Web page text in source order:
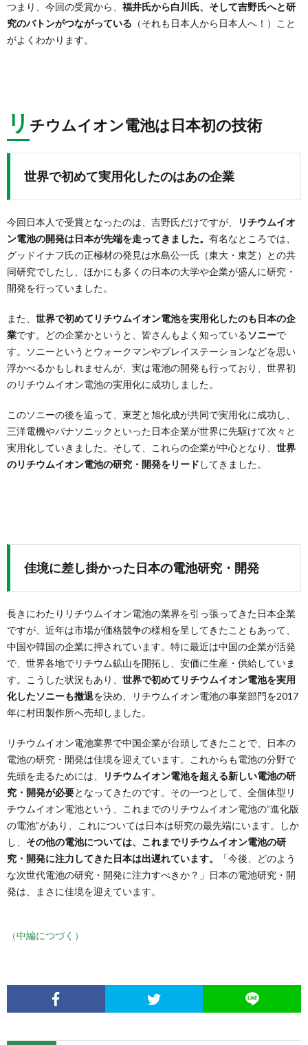
つまり、今回の受賞から、 福井氏から白川氏、そして吉野氏へと研
究のバトンがつながっている （それも日本人から日本人へ！）こと
がよくわかります。
リ チウムイオン電池は日本初の技術
世界で初めて実用化したのはあの企業
今回日本人で受賞となったのは、吉野氏だけですが、
リチウムイオ
ン電池の開発は日本が先端を走ってきました。 有名なところでは、
グッドイナフ氏の正極材の発見は水島公一氏（東大・東芝）との共
同研究でしたし、ほかにも多くの日本の大学や企業が盛んに研究・
開発を行っていました。
また、 世界で初めてリチウムイオン電池を実用化したのも日本の企
業です。どの企業かというと、皆さんもよく知っているソニーで
す。ソニーというとウォークマンやプレイステーションなどを思い
浮かべるかもしれませんが、実は電池の開発も行っており、世界初
のリチウムイオン電池の実用化に成功しました。
このソニーの後を追って、東芝と旭化成が共同で実用化に成功し、
三洋電機やパナソニックといった日本企業が世界に先駆けて次々と
実用化していきました。そして、これらの企業が中心となり、 世界
のリチウムイオン電池の研究・開発をリード してきました。
佳境に差し掛かった日本の電池研究・開発
長きにわたりリチウムイオン電池の業界を引っ張ってきた日本企業
ですが、近年は市場が価格競争の様相を呈してきたこともあって、
中国や韓国の企業に押されています。特に最近は中国の企業が活発
で、世界各地でリチウム鉱山を開拓し、安価に生産・供給していま
す。こうした状況もあり、 世界で初めてリチウムイオン電池を実用
化したソニーも撤退を決め、リチウムイオン電池の事業部門を2017
年に村田製作所へ売却しました。
リチウムイオン電池業界で中国企業が台頭してきたことで、日本の
電池の研究・開発は佳境を迎えています。これからも電池の分野で
先頭を走るためには、
リチウムイオン電池を超える新しい電池の研
究・開発が必要となってきたのです。その一つとして、全個体型リ
チウムイオン電池という、これまでのリチウムイオン電池の”進化版
の電池”があり、これについては日本は研究の最先端にいます。しか
し、 その他の電池については、これまでリチウムイオン電池の研
究・開発に注力してきた日本は出遅れています。
「今後、どのよう
な次世代電池の研究・開発に注力すべきか？」日本の電池研究・開
発は、まさに佳境を迎えています。
（中編につづく）